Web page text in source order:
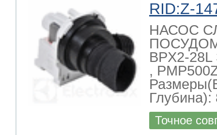
RID:Z-
НАСОС
BPX2-
,
Глубина):
Точное